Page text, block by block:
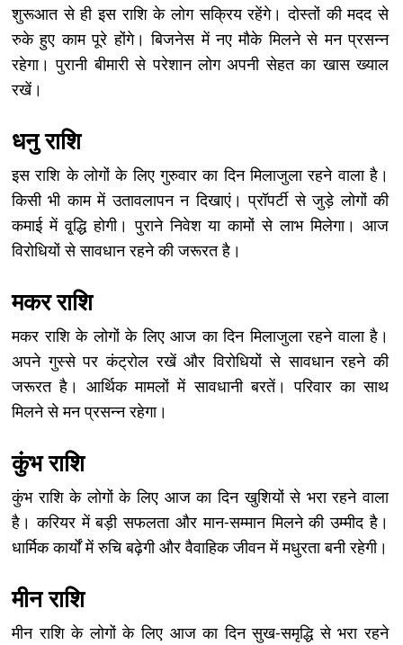
शुरूआत से ही इस राशि के लोग सक्रिय रहेंगे। दोस्तों की मदद से
रुके हुए काम पूरे होंगे। बिजनेस में नए मौके मिलने से मन प्रसन्न
रहेगा। पुरानी बीमारी से परेशान लोग अपनी सेहत का खास ख्याल
रखें।
धनु राशि
इस राशि के लोगों के लिए गुरुवार का दिन मिलाजुला रहने वाला है।
किसी भी काम में उतावलापन न दिखाएं। प्रॉपर्टी से जुड़े लोगों की
कमाई में वृ्द्धि होगी। पुराने निवेश या कामों से लाभ मिलेगा। आज
विरोधियों से सावधान रहने की जरूरत है।
मकर राशि
मकर राशि के लोगों के लिए आज का दिन मिलाजुला रहने वाला है।
अपने गुस्से पर कंट्रोल रखें और विरोधियों से सावधान रहने की
जरूरत है। आर्थिक मामलों में सावधानी बरतें। परिवार का साथ
मिलने से मन प्रसन्न रहेगा।
कुंभ राशि
कुंभ राशि के लोगों के लिए आज का दिन खुशियों से भरा रहने वाला
है। करियर में बड़ी सफलता और मान-सम्मान मिलने की उम्मीद है।
धार्मिक कार्यों में रुचि बढ़ेगी और वैवाहिक जीवन में मधुरता बनी रहेगी।
मीन राशि
मीन राशि के लोगों के लिए आज का दिन सुख-समृद्धि से भरा रहने